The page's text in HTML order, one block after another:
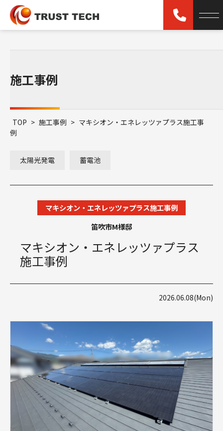
施工事例
TOP > 施工事例 > マキシオン・エネレッツァプラス施工事
例
太陽光発電 蓄電池
マキシオン・エネレッツァプラス施工事例
笛吹市M様邸
マキシオン・エネレッツァプラス
施工事例
2026.06.08(Mon)